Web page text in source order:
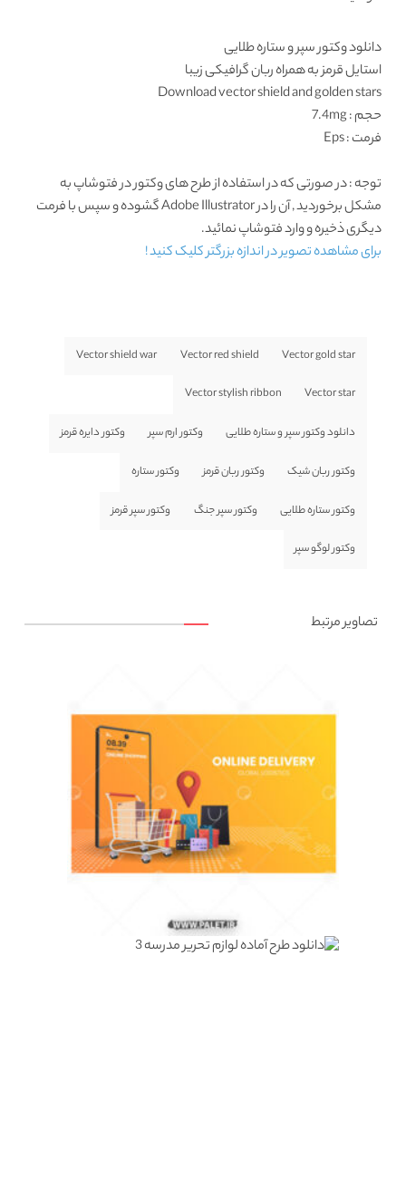
دانلود وکتور سپر و ستاره طلایی
استایل قرمز به همراه ربان گرافیکی زیبا
Download vector shield and golden stars
حجم : 7.4mg
فرمت : Eps
توجه : در صورتی که در استفاده از طرح های وکتور در فتوشاپ به
مشکل برخوردید , آن را در Adobe Illustrator گشوده و سپس با فرمت
دیگری ذخیره و وارد فتوشاپ نمائید.
برای مشاهده تصویر در اندازه بزرگتر کلیک کنید !
Vector gold star
Vector red shield
Vector shield war
Vector star
Vector stylish ribbon
دانلود وکتور سپر و ستاره طلایی وکتور ارم سپر وکتور دایره قرمز
وکتور ربان شیک وکتور ربان قرمز وکتور ستاره
وکتور ستاره طلایی وکتور سپر جنگ وکتور سپر قرمز
وکتور لوگو سپر
تصاویر مرتبط